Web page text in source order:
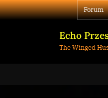
Skip
to
Forum
Echo
The Winged